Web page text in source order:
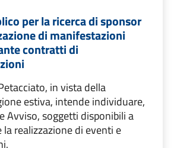
per la ricerca di sponsor
di manifestazioni
contratti di
in vista della
estiva, intende individuare,
Avviso, soggetti disponibili a
la realizzazione di eventi e